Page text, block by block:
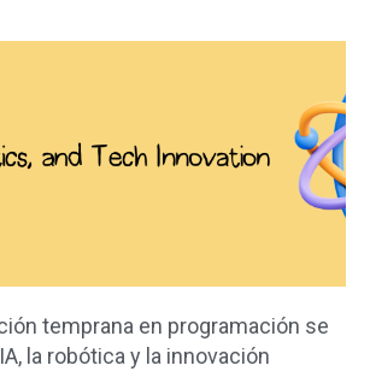
temprana en programación se
la robótica y la innovación